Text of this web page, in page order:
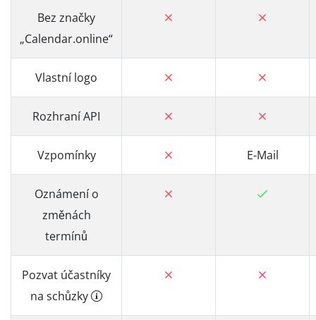
Bez značky
„Calendar.online“
Vlastní logo
Rozhraní API
Vzpomínky E-Mail
Oznámení o
změnách
termínů
Pozvat účastníky
na schůzky